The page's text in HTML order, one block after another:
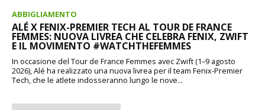
ABBIGLIAMENTO
ALÉ X FENIX-PREMIER TECH AL TOUR DE FRANCE
FEMMES: NUOVA LIVREA CHE CELEBRA FENIX, ZWIFT
E IL MOVIMENTO #WATCHTHEFEMMES
In occasione del Tour de France Femmes avec Zwift (1–9 agosto
2026), Alé ha realizzato una nuova livrea per il team Fenix-Premier
Tech, che le atlete indosseranno lungo le nove...